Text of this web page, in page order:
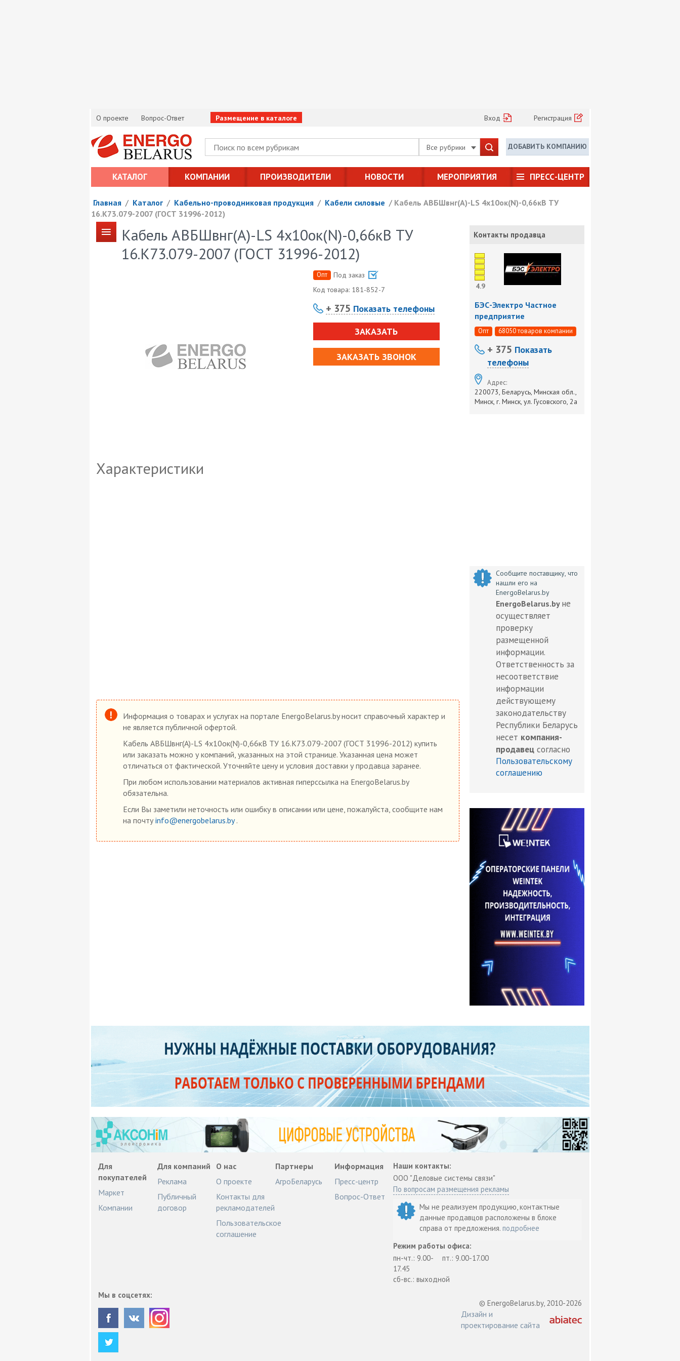
О проекте Вопрос-Ответ Размещение в каталоге Вход Регистрация
Все рубрики ДОБАВИТЬ КОМПАНИЮ
КАТАЛОГ КОМПАНИИ ПРОИЗВОДИТЕЛИ НОВОСТИ МЕРОПРИЯТИЯ ПРЕСС-ЦЕНТР
Главная / Каталог / Кабельно-проводниковая продукция / Кабели силовые / Кабель АВБШвнг(А)-LS 4х10ок(N)-0,66кВ ТУ
16.К73.079-2007 (ГОСТ 31996-2012)
Кабель АВБШвнг(А)-LS 4х10ок(N)-0,66кВ ТУ
16.К73.079-2007 (ГОСТ 31996-2012)
Опт
Под заказ
Код товара: 181-852-7
+ 375 Показать телефоны
ЗАКАЗАТЬ
ЗАКАЗАТЬ ЗВОНОК
Характеристики
Контакты продавца
4.9
БЭС-Электро Частное
предприятие
Опт 68050 товаров компании
+ 375 Показать
телефоны
Адрес:
220073, Беларусь, Минская обл.,
Минск, г. Минск, ул. Гусовского, 2а
Сообщите поставщику, что
нашли его на
EnergoBelarus.by
EnergoBelarus.by не
осуществляет
проверку
размещенной
информации.
Ответственность за
несоответствие
информации
действующему
законодательству
Республики Беларусь
несет компания-
продавец согласно
Пользовательскому
соглашению
Информация о товарах и услугах на портале EnergoBelarus.by носит справочный характер и
не является публичной офертой.
Кабель АВБШвнг(А)-LS 4х10ок(N)-0,66кВ ТУ 16.К73.079-2007 (ГОСТ 31996-2012) купить
или заказать можно у компаний, указанных на этой странице. Указанная цена может
отличаться от фактической. Уточняйте цену и условия доставки у продавца заранее.
При любом использовании материалов активная гиперссылка на EnergoBelarus.by
обязательна.
Если Вы заметили неточность или ошибку в описании или цене, пожалуйста, сообщите нам
на почту info@energobelarus.by.
Для
покупателей
Маркет
Компании
Для компаний
Реклама
Публичный
договор
О нас
О проекте
Контакты для
рекламодателей
Пользовательское
соглашение
Партнеры
АгроБеларусь
Информация
Пресс-центр
Вопрос-Ответ
Наши контакты:
ООО "Деловые системы связи"
По вопросам размещения рекламы
Мы не реализуем продукцию, контактные
данные продавцов расположены в блоке
справа от предложения.подробнее
Режим работы офиса:
пн-чт.: 9.00-
17.45
пт.: 9.00-17.00
сб-вс.: выходной
Мы в соцсетях:
© EnergoBelarus.by, 2010-2026
Дизайн и
проектирование сайта